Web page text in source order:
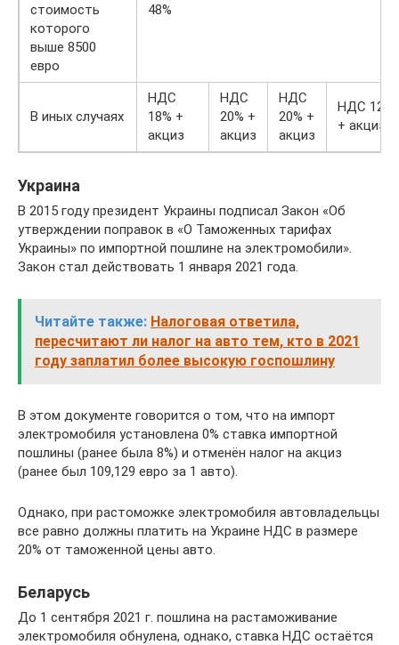
стоимость
которого
выше 8500
евро
48%
В иных случаях
НДС
18% +
акциз
НДС
20% +
акциз
НДС
20% +
акциз
НДС 12%
+ акциз
Украина
В 2015 году президент Украины подписал Закон «Об
утверждении поправок в «О Таможенных тарифах
Украины» по импортной пошлине на электромобили».
Закон стал действовать 1 января 2021 года.
Читайте также: Налоговая ответила,
пересчитают ли налог на авто тем, кто в 2021
году заплатил более высокую госпошлину
В этом документе говорится о том, что на импорт
электромобиля установлена 0% ставка импортной
пошлины (ранее была 8%) и отменён налог на акциз
(ранее был 109,129 евро за 1 авто).
Однако, при растоможке электромобиля автовладельцы
все равно должны платить на Украине НДС в размере
20% от таможенной цены авто.
Беларусь
До 1 сентября 2021 г. пошлина на растаможивание
электромобиля обнулена, однако, ставка НДС остаётся